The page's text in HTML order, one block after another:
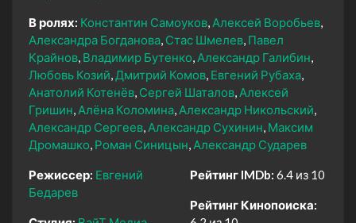
В ролях: Константин Самоуков Алексей Воробьев
Александра Богданова Стас Шмелев Павел
Крайнов Владимир Бутенко Александр Галибин
Любовь Козий Дмитрий Комов Евгений Рубаха
Анатолий Котенёв Сергей Шаталов Алексей
Гришин Алёна Коломина Александр Никольский
Александр Сергеев Александр Сухинин Максим
Дромашко Роман Синицын Александр Сударев
Режиссер: Евгений
Бедарев
Рейтинг IMDb: 6.4 из 10
Рейтинг Кинопоиска: